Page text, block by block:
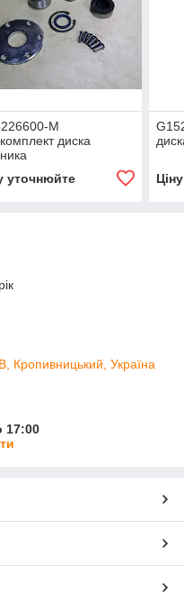
M
диска
уточнюйте
Кропивницький, Україна
17:00